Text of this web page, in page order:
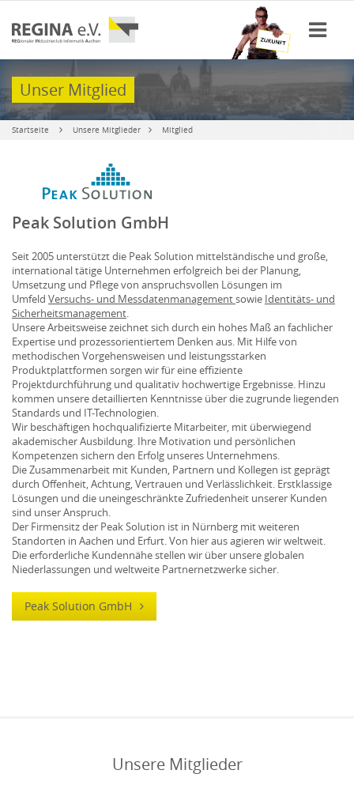
Unser Mitglied
Startseite Unsere Mitglieder Mitglied
Peak Solution GmbH
Seit 2005 unterstützt die Peak Solution mittelständische und große,
international tätige Unternehmen erfolgreich bei der Planung,
Umsetzung und Pflege von anspruchsvollen Lösungen im
Umfeld Versuchs- und Messdatenmanagementsowie Identitäts- und
Sicherheitsmanagement.
Unsere Arbeitsweise zeichnet sich durch ein hohes Maß an fachlicher
Expertise und prozessorientiertem Denken aus. Mit Hilfe von
methodischen Vorgehensweisen und leistungsstarken
Produktplattformen sorgen wir für eine effiziente
Projektdurchführung und qualitativ hochwertige Ergebnisse. Hinzu
kommen unsere detaillierten Kenntnisse über die zugrunde liegenden
Standards und IT-Technologien.
Wir beschäftigen hochqualifizierte Mitarbeiter, mit überwiegend
akademischer Ausbildung. Ihre Motivation und persönlichen
Kompetenzen sichern den Erfolg unseres Unternehmens.
Die Zusammenarbeit mit Kunden, Partnern und Kollegen ist geprägt
durch Offenheit, Achtung, Vertrauen und Verlässlichkeit. Erstklassige
Lösungen und die uneingeschränkte Zufriedenheit unserer Kunden
sind unser Anspruch.
Der Firmensitz der Peak Solution ist in Nürnberg mit weiteren
Standorten in Aachen und Erfurt. Von hier aus agieren wir weltweit.
Die erforderliche Kundennähe stellen wir über unsere globalen
Niederlassungen und weltweite Partnernetzwerke sicher.
Peak Solution GmbH
Unsere Mitglieder